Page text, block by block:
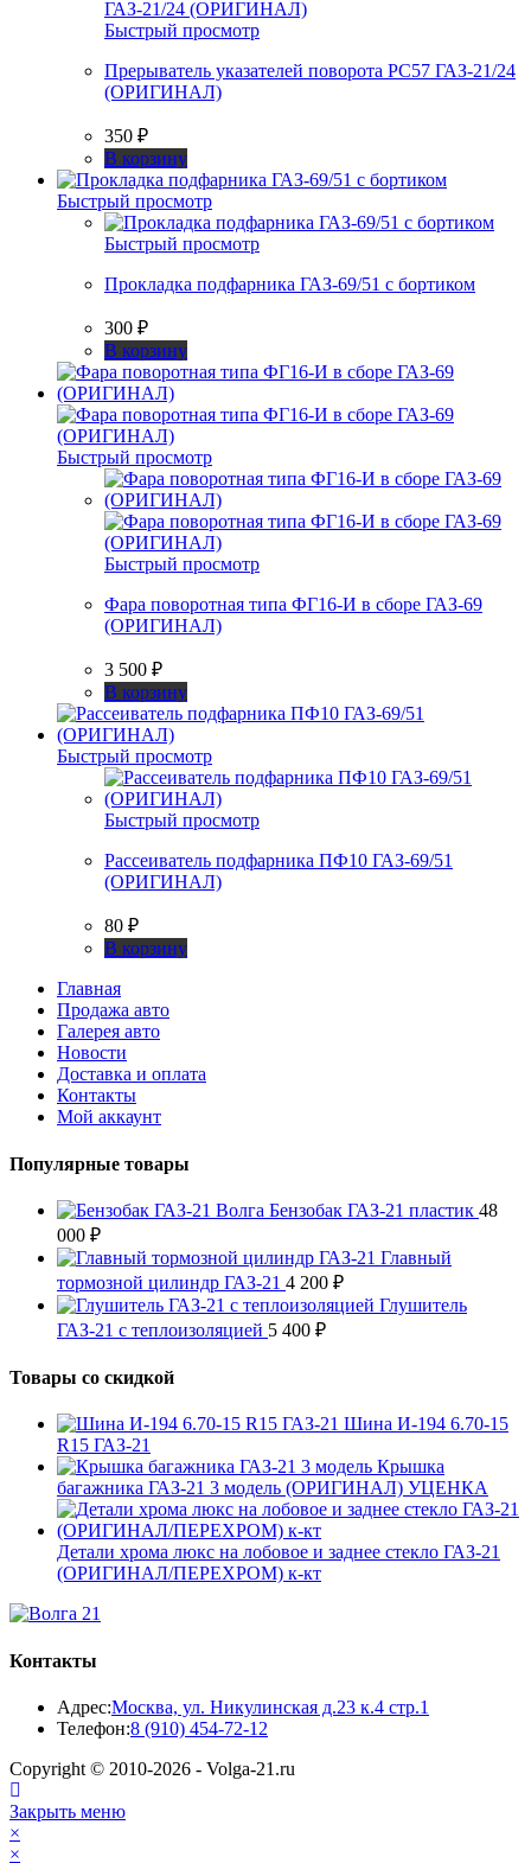
Быстрый просмотр
Прерыватель указателей поворота РС57 ГАЗ-21/24
(ОРИГИНАЛ)
350 ₽
В корзину
Быстрый просмотр
Быстрый просмотр
Прокладка подфарника ГАЗ-69/51 с бортиком
300 ₽
В корзину
Быстрый просмотр
Быстрый просмотр
Фара поворотная типа ФГ16-И в сборе ГАЗ-69
(ОРИГИНАЛ)
3 500 ₽
В корзину
Быстрый просмотр
Быстрый просмотр
Рассеиватель подфарника ПФ10 ГАЗ-69/51
(ОРИГИНАЛ)
80 ₽
В корзину
Главная
Продажа авто
Галерея авто
Новости
Доставка и оплата
Контакты
Мой аккаунт
Популярные товары
Бензобак ГАЗ-21 пластик 48
000 ₽
Главный
тормозной цилиндр ГАЗ-21 4 200 ₽
Глушитель
ГАЗ-21 с теплоизоляцией 5 400 ₽
Товары со скидкой
Шина И-194 6.70-15
R15 ГАЗ-21
Крышка
багажника ГАЗ-21 3 модель (ОРИГИНАЛ) УЦЕНКА
Детали хрома люкс на лобовое и заднее стекло ГАЗ-21
(ОРИГИНАЛ/ПЕРЕХРОМ) к-кт
Контакты
Адрес:Москва, ул. Никулинская д.23 к.4 стр.1
Телефон:8 (910) 454-72-12
вашем
Copyright © 2010-2026 - Volga-21.ru
Закрыть меню
×
×